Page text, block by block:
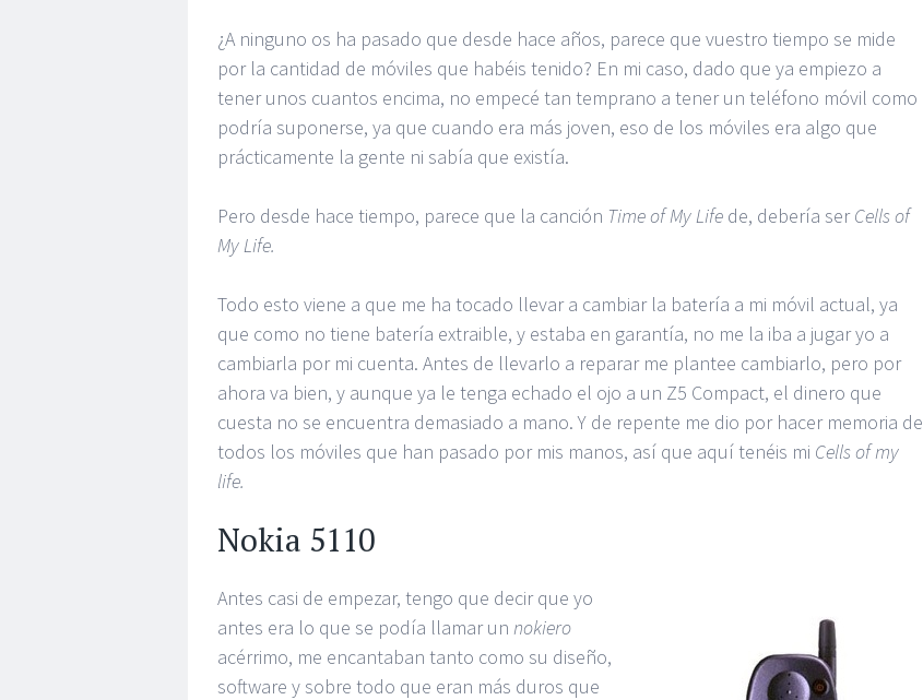
¿A ninguno os ha pasado que desde hace años, parece que vuestro tiempo se mide
por la cantidad de móviles que habéis tenido? En mi caso, dado que ya empiezo a
tener unos cuantos encima, no empecé tan temprano a tener un teléfono móvil como
podría suponerse, ya que cuando era más joven, eso de los móviles era algo que
prácticamente la gente ni sabía que existía.
Pero desde hace tiempo, parece que la canción Time of My Life de, debería serCells of
My Life.
Todo esto viene a que me ha tocado llevar a cambiar la batería a mi móvil actual, ya
que como no tiene batería extraible, y estaba en garantía, no me la iba a jugar yo a
cambiarla por mi cuenta. Antes de llevarlo a reparar me plantee cambiarlo, pero por
ahora va bien, y aunque ya le tenga echado el ojo a un Z5 Compact, el dinero que
cuesta no se encuentra demasiado a mano. Y de repente me dio por hacer memoria de
todos los móviles que han pasado por mis manos, así que aquí tenéis mi Cells of my
life.
Nokia 5110
Antes casi de empezar, tengo que decir que yo
antes era lo que se podía llamar un nokiero
acérrimo, me encantaban tanto como su diseño,
software y sobre todo que eran más duros que